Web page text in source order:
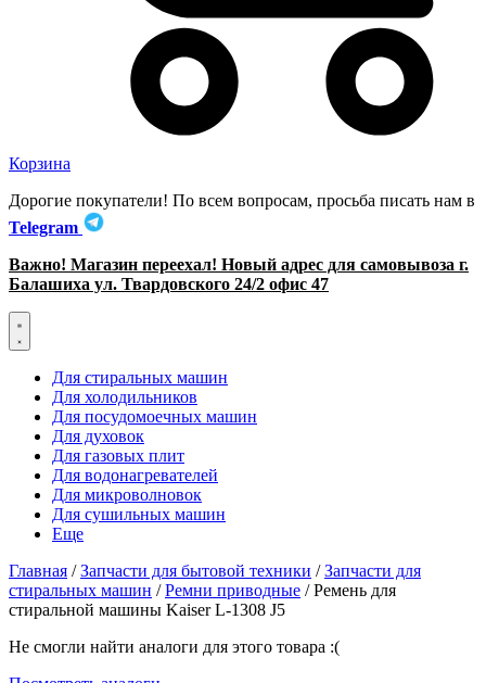
Корзина
Дорогие покупатели! По всем вопросам, просьба писать нам в
Telegram
Важно! Магазин переехал! Новый адрес для самовывоза г.
Балашиха ул. Твардовского 24/2 офис 47
Для стиральных машин
Для холодильников
Для посудомоечных машин
Для духовок
Для газовых плит
Для водонагревателей
Для микроволновок
Для сушильных машин
Еще
Главная /Запчасти для бытовой техники /Запчасти для
стиральных машин /Ремни приводные / Ремень для
стиральной машины Kaiser L-1308 J5
Не смогли найти аналоги для этого товара :(